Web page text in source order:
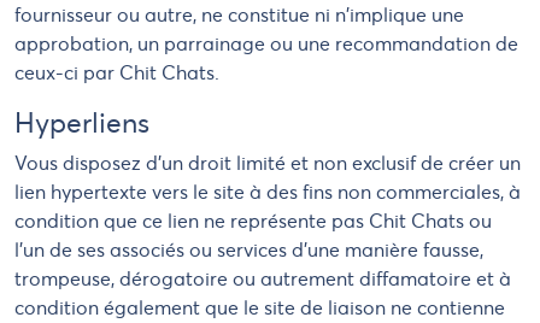
fournisseur ou autre, ne constitue ni n'implique une
approbation, un parrainage ou une recommandation de
ceux-ci par Chit Chats.
Hyperliens
Vous disposez d'un droit limité et non exclusif de créer un
lien hypertexte vers le site à des fins non commerciales, à
condition que ce lien ne représente pas Chit Chats ou
l'un de ses associés ou services d'une manière fausse,
trompeuse, dérogatoire ou autrement diffamatoire et à
condition également que le site de liaison ne contienne